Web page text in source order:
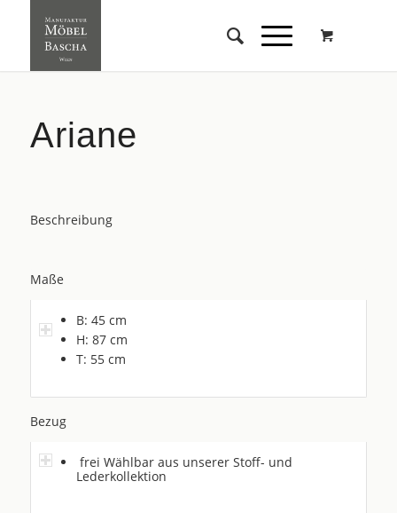
Ariane
Beschreibung
Maße
B: 45 cm
H: 87 cm
T: 55 cm
Bezug
frei Wählbar aus unserer Stoff- und
Lederkollektion